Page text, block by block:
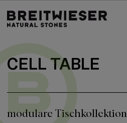
Springe zu:
CELL TABLE
modulare Tischkollektion